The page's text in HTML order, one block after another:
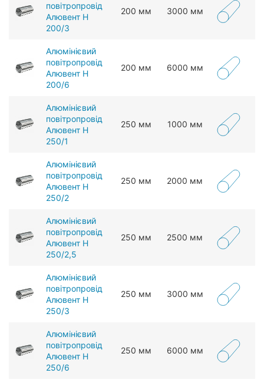
повітропровід
Алювент Н
200/3
200 мм 3000 мм
Алюмінієвий
повітропровід
Алювент Н
200/6
200 мм 6000 мм
Алюмінієвий
повітропровід
Алювент Н
250/1
250 мм 1000 мм
Алюмінієвий
повітропровід
Алювент Н
250/2
250 мм 2000 мм
Алюмінієвий
повітропровід
Алювент Н
250/2,5
250 мм 2500 мм
Алюмінієвий
повітропровід
Алювент Н
250/3
250 мм 3000 мм
Алюмінієвий
повітропровід
Алювент Н
250/6
250 мм 6000 мм